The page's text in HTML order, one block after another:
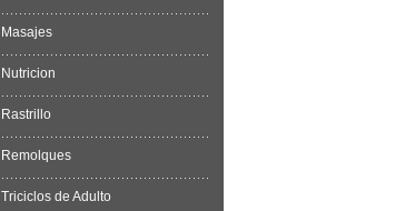
Masajes
Nutricion
Rastrillo
Remolques
Triciclos de Adulto